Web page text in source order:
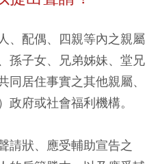
、配偶、四親等內之親屬
孫子女、兄弟姊妹、堂兄
同居住事實之其他親屬、
府或社會福利機構。
請狀、應受輔助宣告之